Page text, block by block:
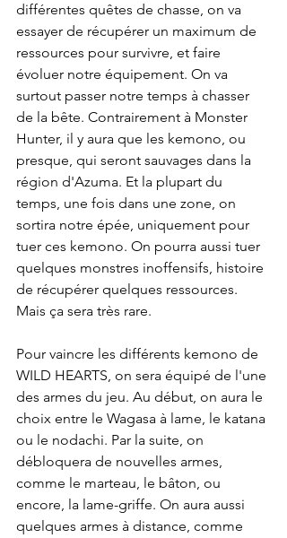
différentes quêtes de chasse, on va
essayer de récupérer un maximum de
ressources pour survivre, et faire
évoluer notre équipement. On va
surtout passer notre temps à chasser
de la bête. Contrairement à Monster
Hunter, il y aura que les kemono, ou
presque, qui seront sauvages dans la
région d'Azuma. Et la plupart du
temps, une fois dans une zone, on
sortira notre épée, uniquement pour
tuer ces kemono. On pourra aussi tuer
quelques monstres inoffensifs, histoire
de récupérer quelques ressources.
Mais ça sera très rare.
Pour vaincre les différents kemono de
WILD HEARTS, on sera équipé de l'une
des armes du jeu. Au début, on aura le
choix entre le Wagasa à lame, le katana
ou le nodachi. Par la suite, on
débloquera de nouvelles armes,
comme le marteau, le bâton, ou
encore, la lame-griffe. On aura aussi
quelques armes à distance, comme